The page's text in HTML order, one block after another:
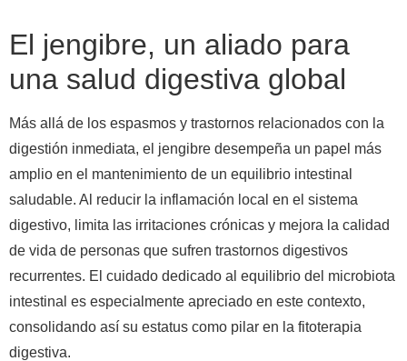
El jengibre, un aliado para
una salud digestiva global
Más allá de los espasmos y trastornos relacionados con la
digestión inmediata, el jengibre desempeña un papel más
amplio en el mantenimiento de un equilibrio intestinal
saludable. Al reducir la inflamación local en el sistema
digestivo, limita las irritaciones crónicas y mejora la calidad
de vida de personas que sufren trastornos digestivos
recurrentes. El cuidado dedicado al equilibrio del microbiota
intestinal es especialmente apreciado en este contexto,
consolidando así su estatus como pilar en la fitoterapia
digestiva.